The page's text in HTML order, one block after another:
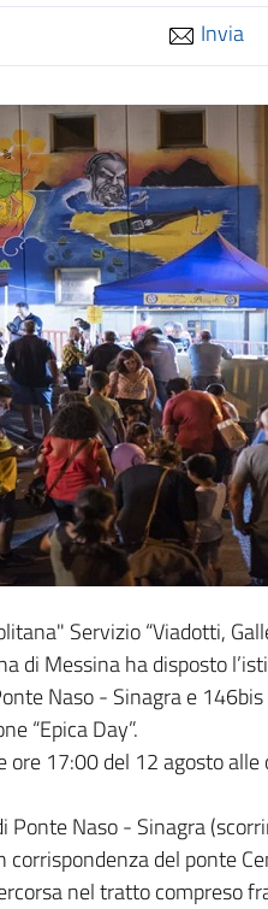
Invia
Servizio “Viadotti,
di Messina ha disposto
Naso - Sinagra e
“Epica Day”.
17:00 del 12 agosto
Ponte Naso - Sinagra
del ponte
nel tratto compreso